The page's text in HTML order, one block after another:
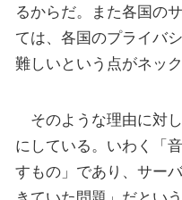
るからだ。また各国の
ては、各国のプライバ
難しいという点がネッ
そのような理由に対
にしている。いわく「
すもの」であり、サー